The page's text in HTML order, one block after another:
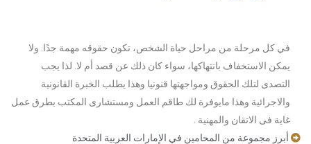
في كل مرحلة من مراحل حياة الشخص، تكون حقوقه مهمة جدًا. ولا
يمكن الاستخفاف بانتهاكها، سواء كان ذلك عن قصد أم لا. لذا يجب
التصدى لتلك الحقوق ومواجهتها قنونيا وهذا يطلب الخبرة القانونية
والاجرائية وهذا مايوفرة لك طاقم العمل ومستشارى المكتب بطرق عمل
غاية فى الاتقان والمهنية .
أبرز مجموعة من المحامين في الإمارات العربية المتحدة